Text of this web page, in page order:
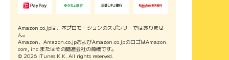
Amazon.co.jpは、本プロモーションのスポンサーではありませ
ん。
Amazon、Amazon.co.jpおよびAmazon.co.jpのロゴはAmazon.
com, inc.またはその関連会社の商標です。
© 2026 iTunes K.K. All rights reserved.